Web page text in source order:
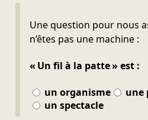
Une question pour nous
n’êtes pas une machine :
« Un fil à la patte » est :
un organisme
une
un spectacle
Ne pas remplir